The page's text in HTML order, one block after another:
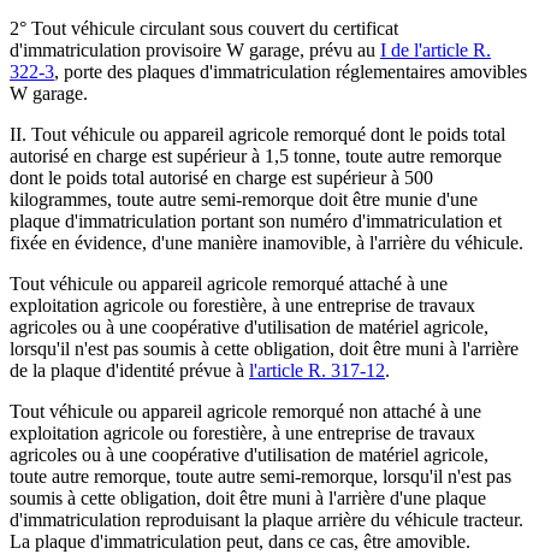
2° Tout véhicule circulant sous couvert du certificat
d'immatriculation provisoire W garage, prévu au I de l'article R.
322-3, porte des plaques d'immatriculation réglementaires amovibles
W garage.
II. Tout véhicule ou appareil agricole remorqué dont le poids total
autorisé en charge est supérieur à 1,5 tonne, toute autre remorque
dont le poids total autorisé en charge est supérieur à 500
kilogrammes, toute autre semi-remorque doit être munie d'une
plaque d'immatriculation portant son numéro d'immatriculation et
fixée en évidence, d'une manière inamovible, à l'arrière du véhicule.
Tout véhicule ou appareil agricole remorqué attaché à une
exploitation agricole ou forestière, à une entreprise de travaux
agricoles ou à une coopérative d'utilisation de matériel agricole,
lorsqu'il n'est pas soumis à cette obligation, doit être muni à l'arrière
de la plaque d'identité prévue à l'article R. 317-12.
Tout véhicule ou appareil agricole remorqué non attaché à une
exploitation agricole ou forestière, à une entreprise de travaux
agricoles ou à une coopérative d'utilisation de matériel agricole,
toute autre remorque, toute autre semi-remorque, lorsqu'il n'est pas
soumis à cette obligation, doit être muni à l'arrière d'une plaque
d'immatriculation reproduisant la plaque arrière du véhicule tracteur.
La plaque d'immatriculation peut, dans ce cas, être amovible.